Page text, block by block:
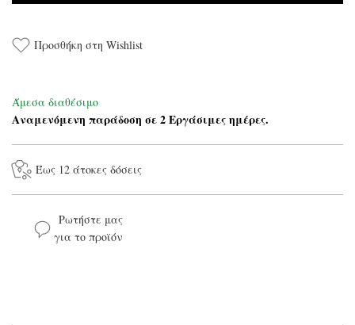
Προσθήκη στη Wishlist
Άμεσα διαθέσιμο
Αναμενόμενη παράδοση σε 2 Εργάσιμες ημέρες.
Έως 12 άτοκες δόσεις
Ρωτήστε μας
για το προϊόν